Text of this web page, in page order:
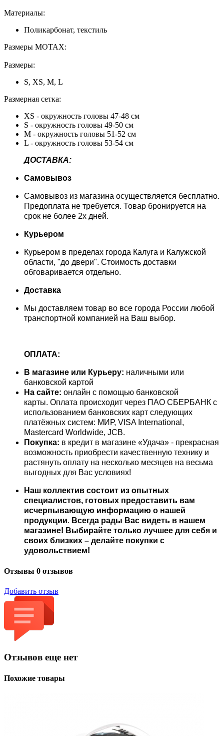
Материалы:
Поликарбонат, текстиль
Размеры MOTAX:
Размеры:
S, XS, M, L
Размерная сетка:
XS - окружность головы 47-48 см
S - окружность головы 49-50 см
M - окружность головы 51-52 см
L - окружность головы 53-54 см
ДОСТАВКА:
Самовывоз
Самовывоз из магазина осуществляется бесплатно.
Предоплата не требуется. Товар бронируется на
срок не более 2х дней.
Курьером
Курьером в пределах города Калуга и Калужской
области, "до двери". Стоимость доставки
обговаривается отдельно.
Доставка
Мы доставляем товар во все города России любой
транспортной компанией на Ваш выбор.
ОПЛАТА:
В магазине или Курьеру: наличными или
банковской картой
На сайте: онлайн с помощью банковской
карты. Оплата происходит через ПАО СБЕРБАНК с
использованием банковских карт следующих
платёжных систем: МИР, VISA International,
Mastercard Worldwide, JCB.
Покупка: в кредит в магазине «Удача» - прекрасная
возможность приобрести качественную технику и
растянуть оплату на несколько месяцев на весьма
выгодных для Вас условиях!
Наш коллектив состоит из опытных
специалистов, готовых предоставить вам
исчерпывающую информацию о нашей
продукции. Всегда рады Вас видеть в нашем
магазине! Выбирайте только лучшее для себя и
своих близких – делайте покупки с
удовольствием!
Отзывы 0 отзывов
Добавить отзыв
Отзывов еще нет
Похожие товары